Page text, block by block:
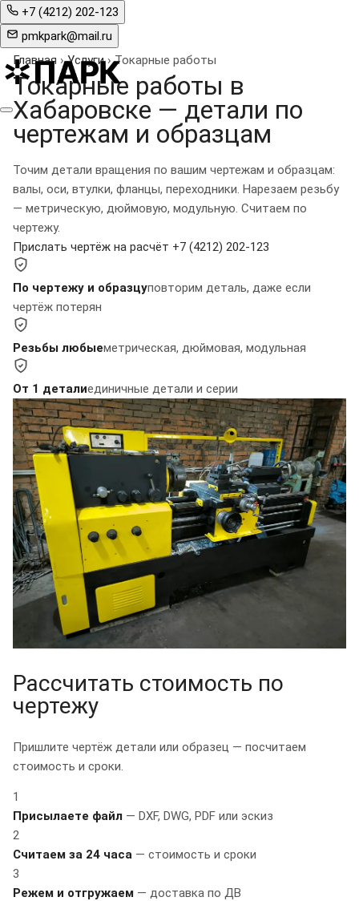
+7 (4212) 202-123
pmkpark@mail.ru
Главная › Услуги › Токарные работы
Токарные работы в
Хабаровске — детали по
чертежам и образцам
Точим детали вращения по вашим чертежам и образцам:
валы, оси, втулки, фланцы, переходники. Нарезаем резьбу
— метрическую, дюймовую, модульную. Считаем по
чертежу.
Прислать чертёж на расчёт +7 (4212) 202-123
По чертежу и образцуповторим деталь, даже если
чертёж потерян
Резьбы любыеметрическая, дюймовая, модульная
От 1 деталиединичные детали и серии
Рассчитать стоимость по
чертежу
Пришлите чертёж детали или образец — посчитаем
стоимость и сроки.
1
Присылаете файл — DXF, DWG, PDF или эскиз
2
Считаем за 24 часа — стоимость и сроки
3
Режем и отгружаем — доставка по ДВ